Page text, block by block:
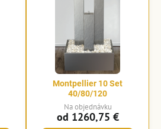
Montpellier 10 Set
40/80/120
Na objednávku
od 1260,75 €